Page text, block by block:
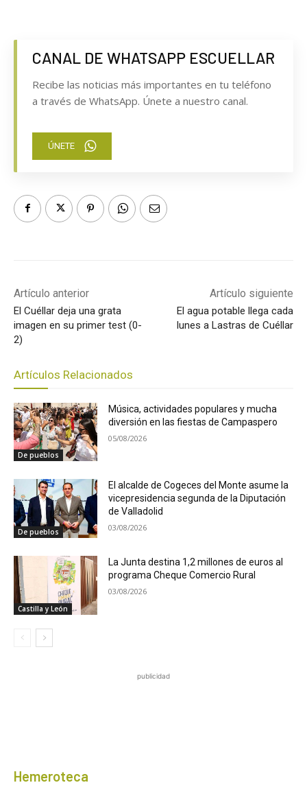
CANAL DE WHATSAPP ESCUELLAR
Recibe las noticias más importantes en tu teléfono
a través de WhatsApp. Únete a nuestro canal.
ÚNETE
Artículo anterior
El Cuéllar deja una grata
imagen en su primer test (0-
2)
Artículo siguiente
El agua potable llega cada
lunes a Lastras de Cuéllar
Artículos Relacionados
De pueblos
Música, actividades populares y mucha
diversión en las fiestas de Campaspero
05/08/2026
De pueblos
El alcalde de Cogeces del Monte asume la
vicepresidencia segunda de la Diputación
de Valladolid
03/08/2026
Castilla y León
La Junta destina 1,2 millones de euros al
programa Cheque Comercio Rural
03/08/2026
publicidad
Hemeroteca